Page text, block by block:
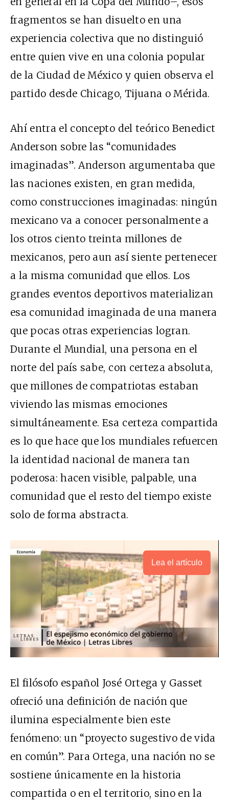
fragmentos se han disuelto en una
experiencia colectiva que no distinguió
entre quien vive en una colonia popular
de la Ciudad de México y quien observa el
partido desde Chicago, Tijuana o Mérida.
Ahí entra el concepto del teórico Benedict
Anderson sobre las “comunidades
imaginadas”. Anderson argumentaba que
las naciones existen, en gran medida,
como construcciones imaginadas: ningún
mexicano va a conocer personalmente a
los otros ciento treinta millones de
mexicanos, pero aun así siente pertenecer
a la misma comunidad que ellos. Los
grandes eventos deportivos materializan
esa comunidad imaginada de una manera
que pocas otras experiencias logran.
Durante el Mundial, una persona en el
norte del país sabe, con certeza absoluta,
que millones de compatriotas estaban
viviendo las mismas emociones
simultáneamente. Esa certeza compartida
es lo que hace que los mundiales refuercen
la identidad nacional de manera tan
poderosa: hacen visible, palpable, una
comunidad que el resto del tiempo existe
solo de forma abstracta.
Lea el artículo
El filósofo español José Ortega y Gasset
ofreció una definición de nación que
ilumina especialmente bien este
fenómeno: un “proyecto sugestivo de vida
en común”. Para Ortega, una nación no se
sostiene únicamente en la historia
compartida o en el territorio, sino en la